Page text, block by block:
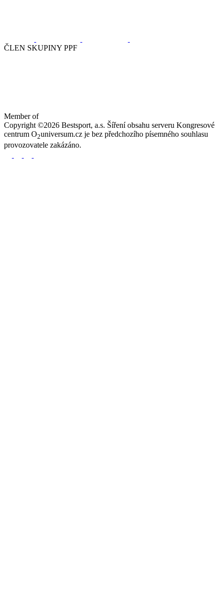
ČLEN SKUPINY PPF
Member of
Copyright ©2026 Bestsport, a.s. Šíření obsahu serveru Kongresové
centrum O2universum.cz je bez předchozího písemného souhlasu
provozovatele zakázáno.